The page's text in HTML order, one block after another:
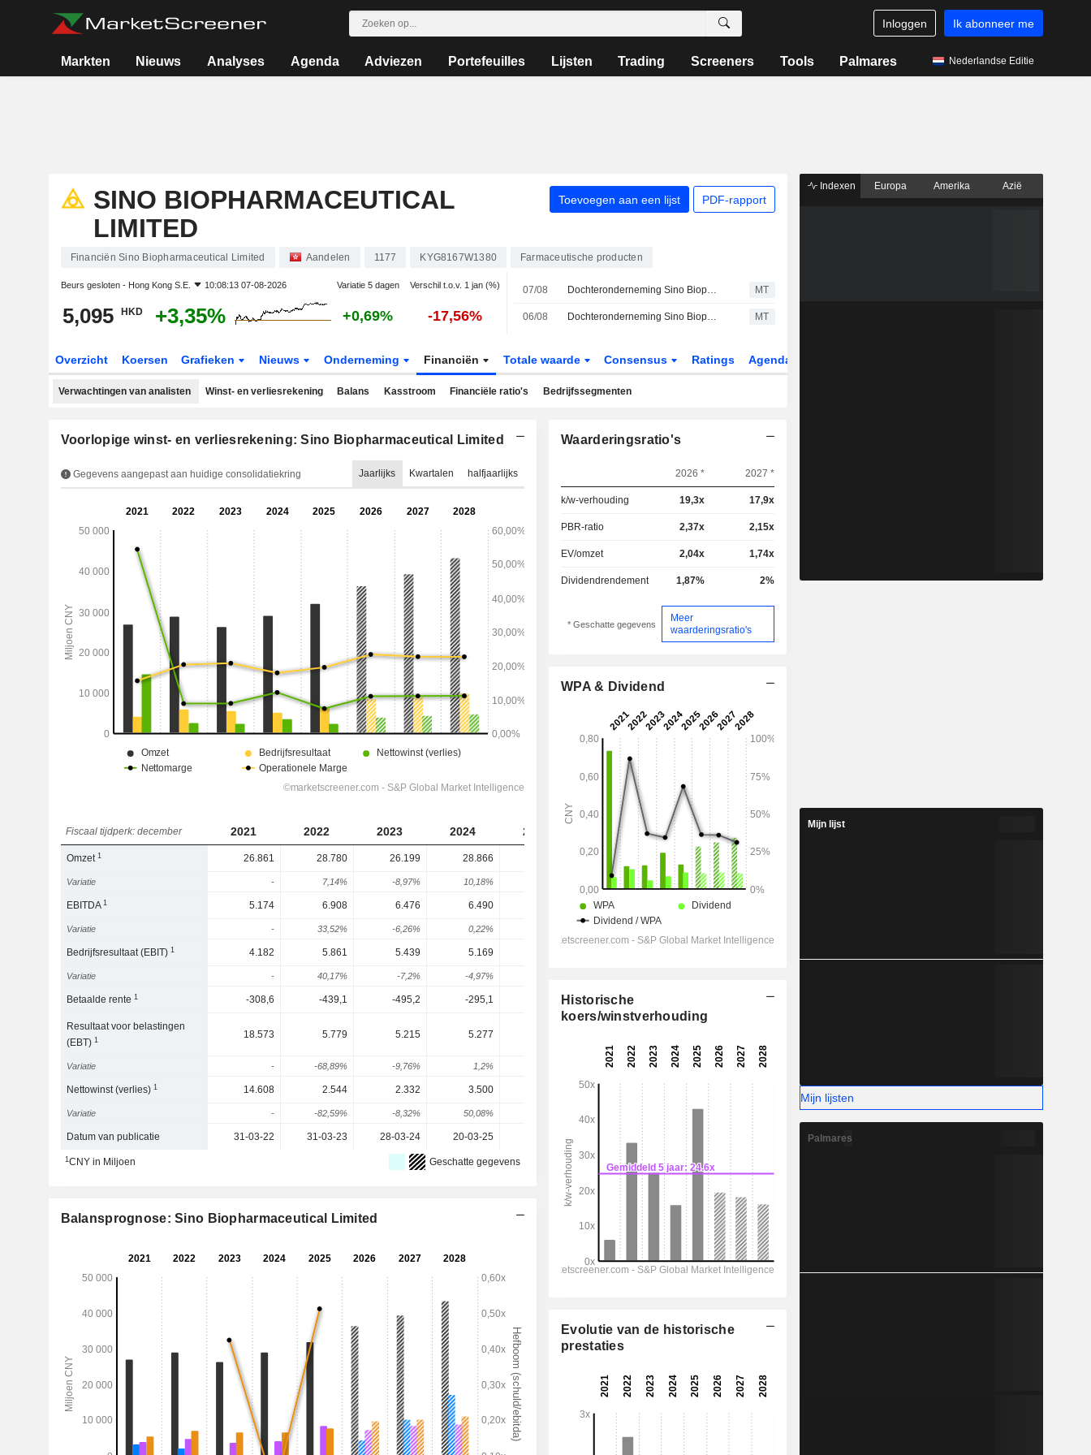
Inloggen Ik abonneer me
Markten Nieuws Analyses Agenda Adviezen Portefeuilles Lijsten Trading Screeners Tools Palmares Nederlandse Editie
SINO BIOPHARMACEUTICAL
LIMITED
Toevoegen aan een lijst PDF-rapport
Financiën Sino Biopharmaceutical Limited Aandelen 1177 KYG8167W1380 Farmaceutische producten
Beurs gesloten - Hong Kong S.E. 10:08:13 07-08-2026 Variatie 5 dagen Verschil t.o.v. 1 jan (%)
5,095 HKD +3,35% +0,69% -17,56%
07/08 Dochteronderneming Sino Biopharma krijgt Chinese goedkeuring voor longkankermedicijn MT
06/08 Dochteronderneming Sino Biopharm krijgt groen licht voor ontstekingsremmende pijnstiller in China MT
Overzicht Koersen Grafieken Nieuws Onderneming Financiën Totale waarde Consensus Ratings Agenda
Verwachtingen van analisten Winst- en verliesrekening Balans Kasstroom Financiële ratio's Bedrijfssegmenten
Voorlopige winst- en verliesrekening: Sino Biopharmaceutical Limited
Gegevens aangepast aan huidige consolidatiekring Jaarlijks Kwartalen halfjaarlijks
Fiscaal tijdperk: december 2021 2022 2023 2024 2025 2026 2027 2028
Omzet1 26.861 28.780 26.199 28.866 36.294 39.193 43.154
Variatie - 7,14% -8,97% 10,18% 14,01% 7,99%
EBITDA1 5.174 6.908 6.476 6.490 9.605 10.033
Variatie - 33,52% -6,26% 0,22%
Bedrijfsresultaat (EBIT)1 4.182 5.861 5.439 5.169
Variatie - 40,17% -7,2% -4,97%
Betaalde rente1 -308,6 -439,1 -495,2 -295,1 -278,3 -337,6 -307,6
Resultaat voor belastingen
(EBT)1 18.573 5.779 5.215 5.277
Variatie - -68,89% -9,76% 1,2% 29,65% 5,35% 8,54%
Nettowinst (verlies)1 14.608 2.544 2.332 3.500 3.987 4.343
Variatie - -82,59% -8,32% 50,08% 70,15% 8,92%
Datum van publicatie 31-03-22 31-03-23 28-03-24 20-03-25 26-03-26
1CNY in Miljoen Geschatte gegevens
Balansprognose: Sino Biopharmaceutical Limited
Waarderingsratio's
2026 * 2027 *
k/w-verhouding 19,3x 17,9x
PBR-ratio 2,37x 2,15x
EV/omzet 2,04x 1,74x
Dividendrendement 1,87% 2%
* Geschatte gegevens
Meer
waarderingsratio's
WPA & Dividend
Historische
koers/winstverhouding
Evolutie van de historische
prestaties
Indexen Europa Amerika Azië
Mijn lijst
Mijn lijsten
Palmares